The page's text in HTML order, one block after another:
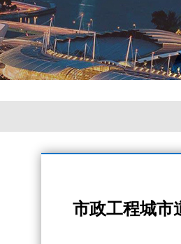
市政工程城市